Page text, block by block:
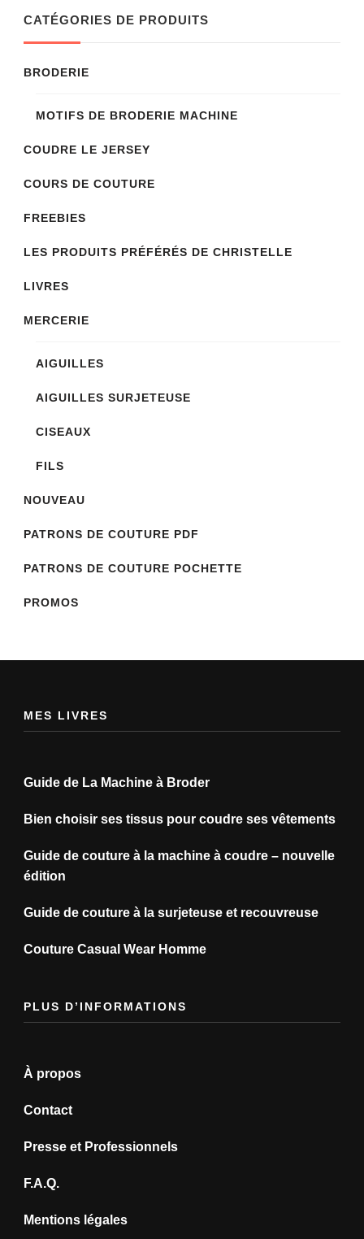
a
plusieurs
options
peuvent
choisies
CATÉGORIES DE PRODUITS
BRODERIE
MOTIFS DE BRODERIE MACHINE
COUDRE LE JERSEY
COURS DE COUTURE
FREEBIES
LES PRODUITS PRÉFÉRÉS DE CHRISTELLE
LIVRES
MERCERIE
AIGUILLES
AIGUILLES SURJETEUSE
CISEAUX
FILS
NOUVEAU
PATRONS DE COUTURE PDF
PATRONS DE COUTURE POCHETTE
PROMOS
MES LIVRES
Guide de La Machine à Broder
Bien choisir ses tissus pour coudre ses vêtements
Guide de couture à la machine à coudre – nouvelle
édition
Guide de couture à la surjeteuse et recouvreuse
Couture Casual Wear Homme
PLUS D’INFORMATIONS
À propos
Contact
Presse et Professionnels
F.A.Q.
Mentions légales